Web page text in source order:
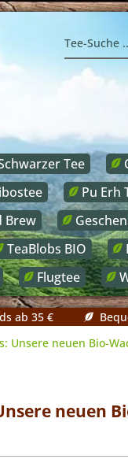
Tee
Pu Erh
Brew
TeaBlobs BIO
Flugtee
ab 35 €
Unsere neuen Bio-
neuen